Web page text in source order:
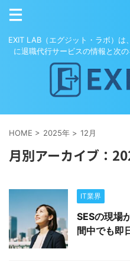
EXIT LAB（エグジット・ラボ）
に退職代行サービスの情報と次
HOME > 2025年 > 12月
月別アーカイブ：
IT業界
SESの現場
間中でも即